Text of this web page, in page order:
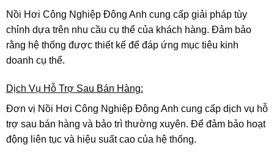
Nồi Hơi Công Nghiệp Đông Anh cung cấp giải pháp tùy
chỉnh dựa trên nhu cầu cụ thể của khách hàng. Đảm bảo
rằng hệ thống được thiết kế để đáp ứng mục tiêu kinh
doanh cụ thể.
Dịch Vụ Hỗ Trợ Sau Bán Hàng:
Đơn vị Nồi Hơi Công Nghiệp Đông Anh cung cấp dịch vụ hỗ
trợ sau bán hàng và bảo trì thường xuyên. Để đảm bảo hoạt
động liên tục và hiệu suất cao của hệ thống.